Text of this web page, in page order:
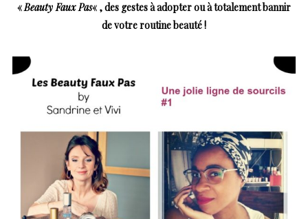
«Beauty Faux Pas« , des gestes à adopter ou à totalement bannir
de votre routine beauté !